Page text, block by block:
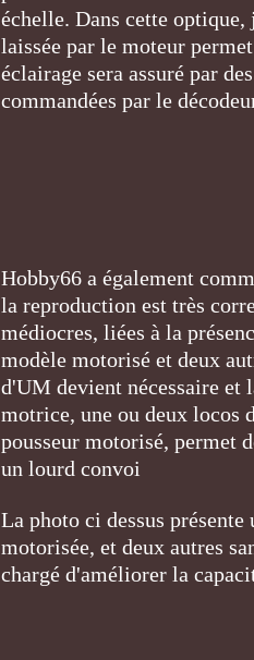
échelle. Dans cette
laissée par le moteur
éclairage sera assuré par
commandées par le
Hobby66 a également
la reproduction est très
médiocres, liées à la
modèle motorisé et deux
d'UM devient nécessaire et
motrice, une ou deux locos
pousseur motorisé, permet
un lourd convoi
La photo ci dessus
motorisée, et deux autres
chargé d'améliorer la